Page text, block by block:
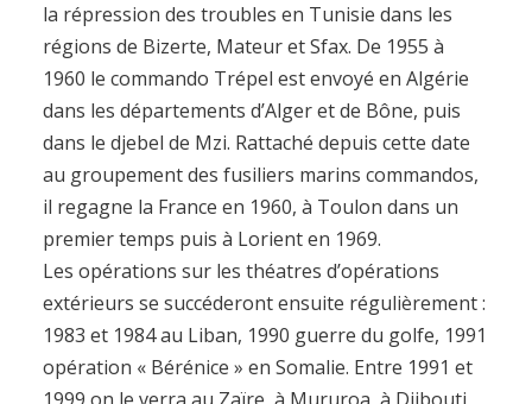
la répression des troubles en Tunisie dans les
régions de Bizerte, Mateur et Sfax. De 1955 à
1960 le commando Trépel est envoyé en Algérie
dans les départements d’Alger et de Bône, puis
dans le djebel de Mzi. Rattaché depuis cette date
au groupement des fusiliers marins commandos,
il regagne la France en 1960, à Toulon dans un
premier temps puis à Lorient en 1969.
Les opérations sur les théatres d’opérations
extérieurs se succéderont ensuite régulièrement :
1983 et 1984 au Liban, 1990 guerre du golfe, 1991
opération « Bérénice » en Somalie. Entre 1991 et